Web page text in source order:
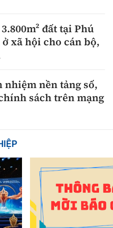
đất tại Phú
xã hội cho cán bộ,
nhiệm nền tảng số,
sách trên mạng